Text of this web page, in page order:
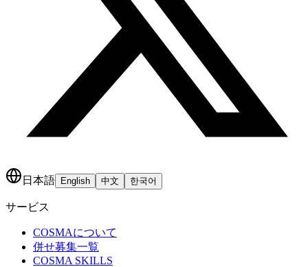
日本語 English 中文 한국어
サービス
COSMAについて
併せ募集一覧
COSMA SKILLS